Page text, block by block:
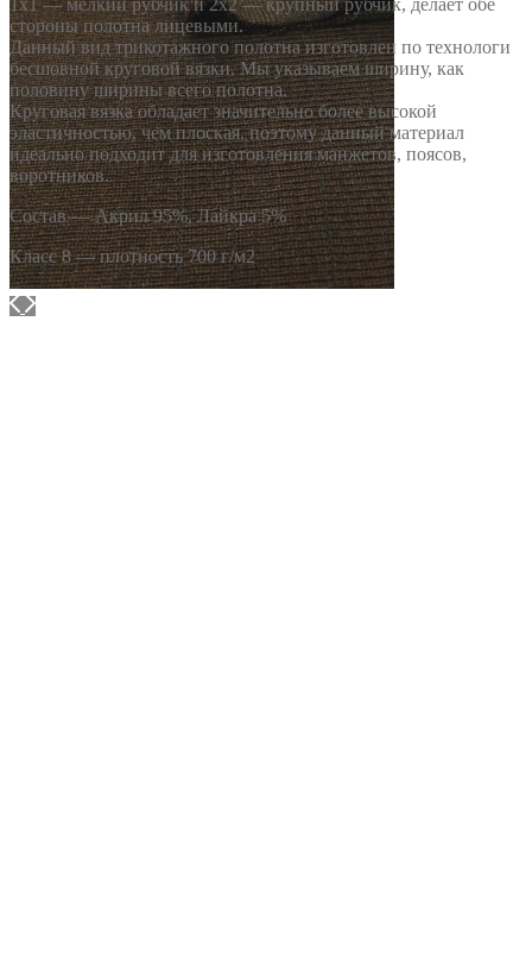
стороны полотна лицевыми.
Данный вид трикотажного полотна изготовлен по технологи
бесшовной круговой вязки. Мы указываем ширину, как
половину ширины всего полотна.
Круговая вязка обладает значительно более высокой
эластичностью, чем плоская, поэтому данный материал
идеально подходит для изготовления манжетов, поясов,
воротников.
Состав — Акрил 95%, Лайкра 5%
Класс 8 — плотность 700 г/м2